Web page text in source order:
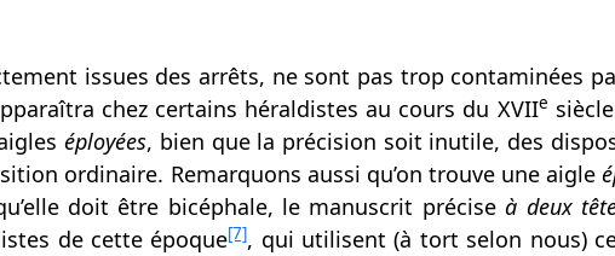
issues des arrêts, ne sont pas trop contaminées
chez certains héraldistes au cours du XVIIe
éployées, bien que la précision soit inutile, des
ordinaire. Remarquons aussi qu’on trouve une aigle
doit être bicéphale, le manuscrit préciseà deux
de cette époque[7], qui utilisent (à tort selon nous)